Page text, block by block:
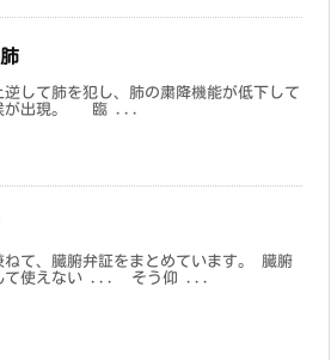
逆して肺を犯し、肺の粛降機能が低下して
が出現。 臨 ...
ねて、臓腑弁証をまとめています。 臓腑
て使えない ... そう仰 ...